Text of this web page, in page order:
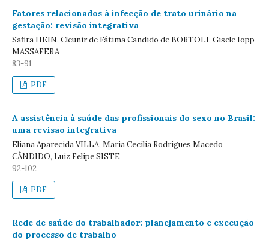
Fatores relacionados à infecção de trato urinário na
gestação: revisão integrativa
Safira HEIN, Cleunir de Fátima Candido de BORTOLI, Gisele Iopp
MASSAFERA
83-91
PDF
A assistência à saúde das profissionais do sexo no Brasil:
uma revisão integrativa
Eliana Aparecida VILLA, Maria Cecília Rodrigues Macedo
CÂNDIDO, Luiz Felipe SISTE
92-102
PDF
Rede de saúde do trabalhador: planejamento e execução
do processo de trabalho